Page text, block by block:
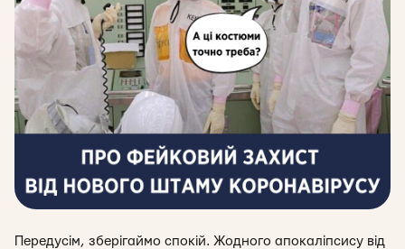
Передусім, зберігаймо спокій. Жодного апокаліпсису від